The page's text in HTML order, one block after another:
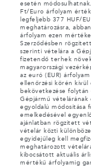
esetén
Ft/Euro árfolyam
legfeljebb 377 HUF/
meghatározásra,
árfolyam ezen
Szerződésben
szerinti vételára a
fizetendő terhek
magyarországi
az euró (EUR)
ellenőrzési körén kívül
bekövetkezése folytán
Gépjármű vételárának
egyoldalú módosítása
emelkedésével
ajánlatban rögzített
vételár közti
egyidejűleg kell
meghatározott
kibocsátott aktuális
mértékű árfolyamig